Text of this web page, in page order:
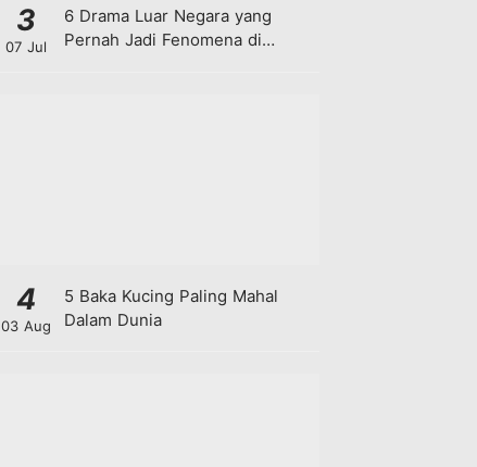
3
07 Jul
6 Drama Luar Negara yang
Pernah Jadi Fenomena di
4
03 Aug
5 Baka Kucing Paling Mahal
Dalam Dunia